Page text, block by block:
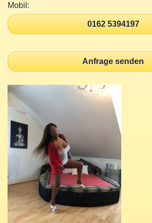
Mobil:
0162 5394197
Anfrage senden